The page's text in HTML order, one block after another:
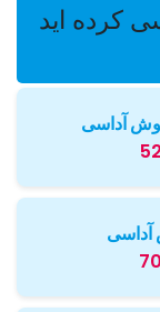
کرده اید
آداسی
آداسی